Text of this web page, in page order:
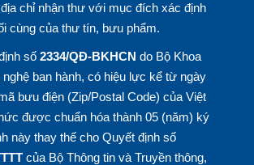
chỉ nhận thư với mục đích xác định
cùng của thư tín, bưu phẩm.
số 2334/QĐ-BKHCN do Bộ Khoa
nghệ ban hành, có hiệu lực kể từ ngày
bưu điện (Zip/Postal Code) của Việt
được chuẩn hóa thành 05 (năm) ký
này thay thế cho Quyết định số
của Bộ Thông tin và Truyền thông,